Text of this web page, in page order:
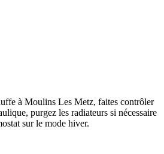
à Moulins Les Metz, faites contrôler
purgez les radiateurs si nécessaire
sur le mode hiver.